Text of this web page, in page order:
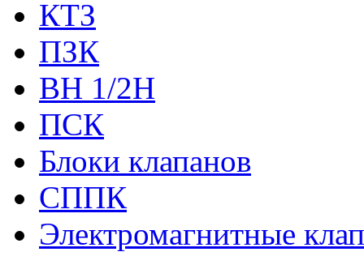
КТЗ
ПЗК
ВН 1/2Н
ПСК
Блоки клапанов
СППК
Электромагнитные